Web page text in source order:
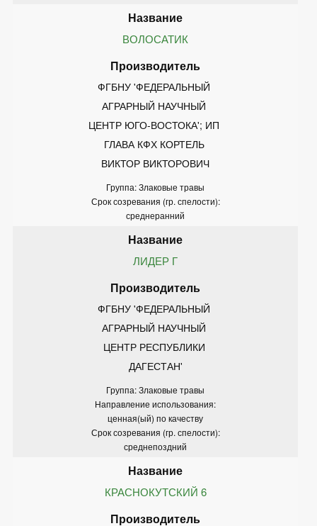
ВОЛОСАТИК
ФГБНУ 'ФЕДЕРАЛЬНЫЙ
АГРАРНЫЙ НАУЧНЫЙ
ЦЕНТР ЮГО-ВОСТОКА'; ИП
ГЛАВА КФХ КОРТЕЛЬ
ВИКТОР ВИКТОРОВИЧ
Группа: Злаковые травы
Срок созревания (гр. спелости):
среднеранний
ЛИДЕР Г
ФГБНУ 'ФЕДЕРАЛЬНЫЙ
АГРАРНЫЙ НАУЧНЫЙ
ЦЕНТР РЕСПУБЛИКИ
ДАГЕСТАН'
Группа: Злаковые травы
Направление использования:
ценная(ый) по качеству
Срок созревания (гр. спелости):
среднепоздний
КРАСНОКУТСКИЙ 6